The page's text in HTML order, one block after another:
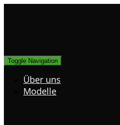
Toggle Navigation
Über uns
Modelle